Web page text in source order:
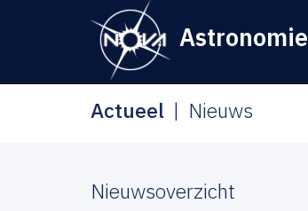
Astronomie
Actueel Nieuws
Nieuwsoverzicht